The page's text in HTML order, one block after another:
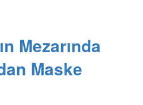
Mezarında
Maske